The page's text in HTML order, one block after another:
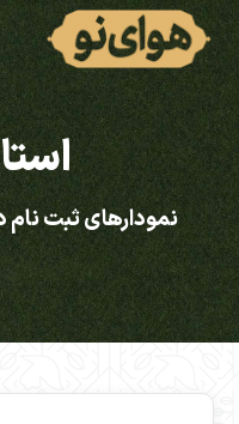
نمودارهای ثبت نام